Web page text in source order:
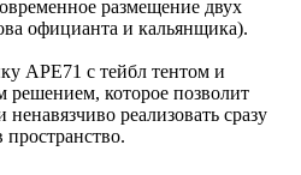
размещение двух
официанта и кальянщика).
APE71 с тейбл тентом и
решением, которое позволит
реализовать сразу
пространство.